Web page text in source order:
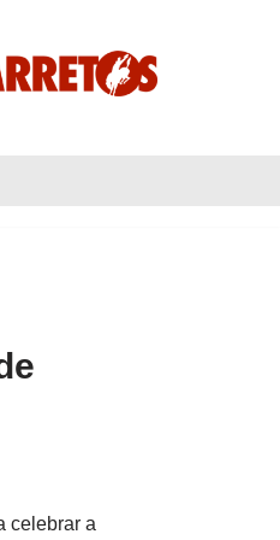
celebrar a